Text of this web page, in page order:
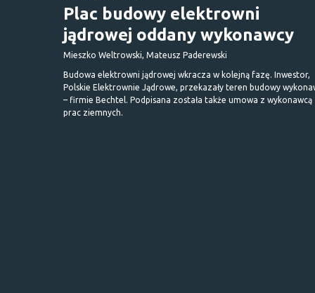
Plac budowy elektrowni
jądrowej oddany wykonawcy
Mieszko Weltrowski, Mateusz Paderewski
Budowa elektrowni jądrowej wkracza w kolejną fazę. Inwestor,
Polskie Elektrownie Jądrowe, przekazały teren budowy
– firmie Bechtel. Podpisana została także umowa z wykonawcą
prac ziemnych.